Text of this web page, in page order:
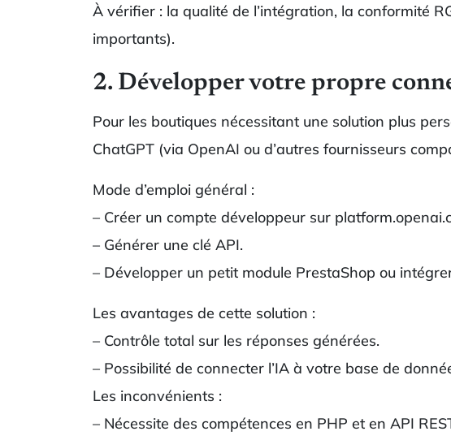
À vérifier : la qualité de l’intégration, la conformité
importants).
2. Développer votre propre
Pour les boutiques nécessitant une solution plus
ChatGPT (via OpenAI ou d’autres fournisseurs
Mode d’emploi général :
– Créer un compte développeur sur
– Générer une clé API.
– Développer un petit module PrestaShop ou
Les avantages de cette solution :
– Contrôle total sur les réponses générées.
– Possibilité de connecter l’IA à votre base de
Les inconvénients :
– Nécessite des compétences en PHP et en API